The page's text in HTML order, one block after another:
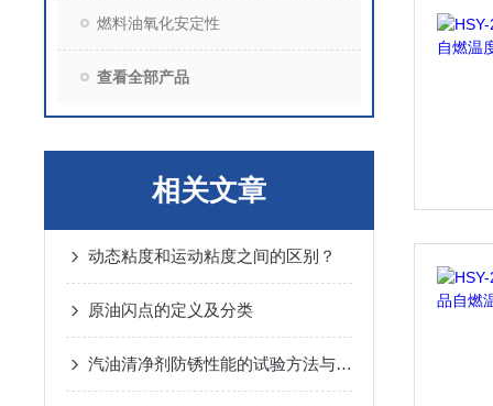
燃料油氧化安定性
查看全部产品
相关文章
动态粘度和运动粘度之间的区别？
原油闪点的定义及分类
汽油清净剂防锈性能的试验方法与试验设备